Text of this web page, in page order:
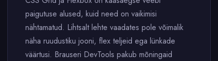
paigutuse alused, kuid need on vaikimisi
nähtamatud. Lihtsalt lehte vaadates pole võimalik
näha ruudustiku jooni, flex teljeid ega lünkade
väärtusi. Brauseri DevTools pakub mõningaid